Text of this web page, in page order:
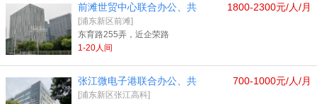
1800-2300元/人/月
前滩世贸中心联合办公、共
[浦东新区前滩]
东育路255弄，近企荣路
1-20人间
700-1000元/人/月
张江微电子港联合办公、共
[浦东新区张江高科]